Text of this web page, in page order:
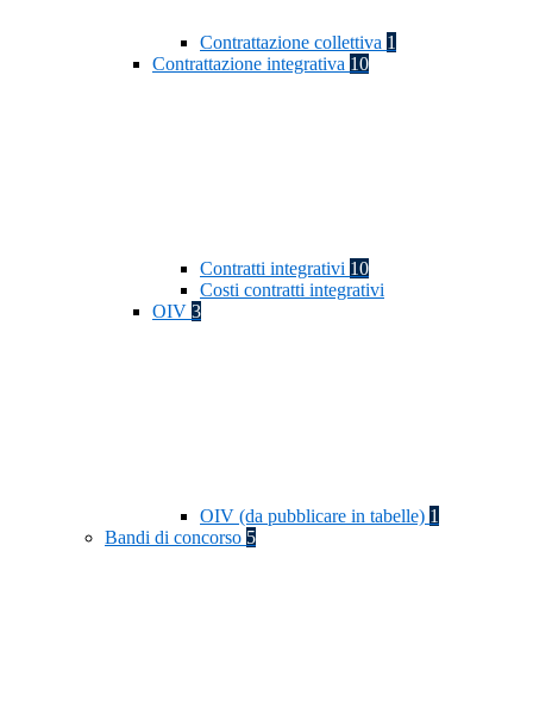
Contrattazione collettiva 1
Contrattazione integrativa 10
Contratti integrativi 10
Costi contratti integrativi
OIV 3
OIV (da pubblicare in tabelle) 1
Bandi di concorso 5